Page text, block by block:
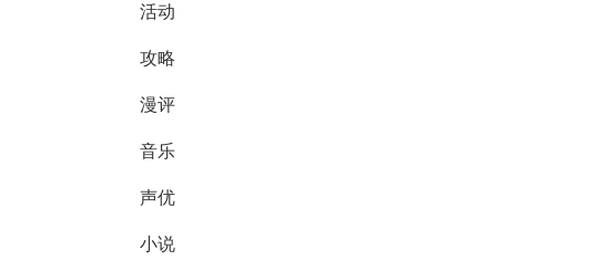
活动
攻略
漫评
音乐
声优
小说